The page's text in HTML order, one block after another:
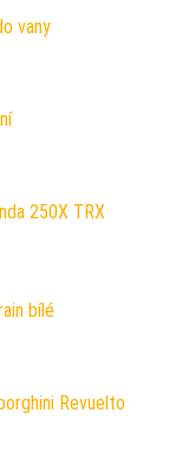
vany
250X TRX
bílé
Revuelto